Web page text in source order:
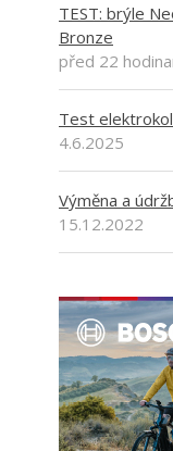
TEST: brýle
Bronze
před 22
Test
4.6.2025
Výměna a
15.12.2022